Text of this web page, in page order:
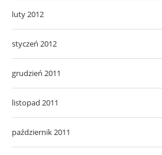
luty 2012
styczeń 2012
grudzień 2011
listopad 2011
październik 2011